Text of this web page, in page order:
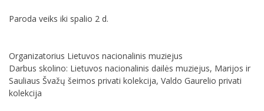
Paroda veiks iki spalio 2 d.
Organizatorius Lietuvos nacionalinis muziejus
Darbus skolino: Lietuvos nacionalinis dailės muziejus, Marijos ir
Sauliaus Švažų šeimos privati kolekcija, Valdo Gaurelio privati
kolekcija